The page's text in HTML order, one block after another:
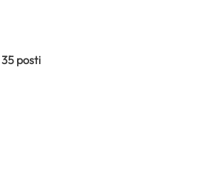
35 posti